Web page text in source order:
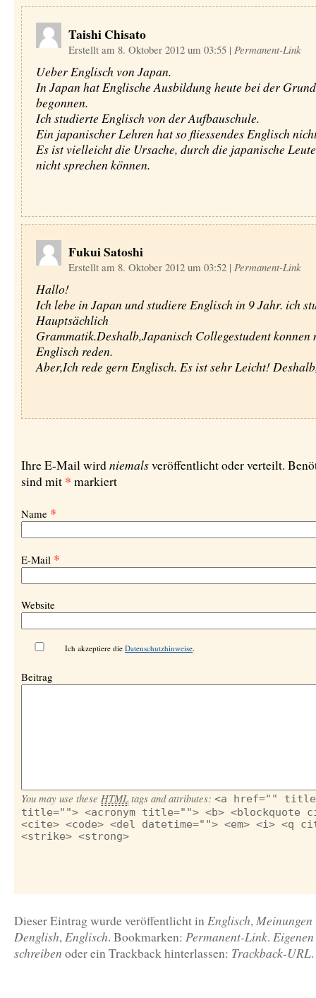
Taishi Chisato
Erstellt am 8. Oktober 2012 um 03:55 | Permanent-Link
Ueber Englisch von Japan.
In Japan hat Englische Ausbildung heute bei der
begonnen.
Ich studierte Englisch von der Aufbauschule.
Ein japanischer Lehren hat so fliessendes Englisch
Es ist vielleicht die Ursache, durch die japanische
nicht sprechen können.
Fukui Satoshi
Erstellt am 8. Oktober 2012 um 03:52 | Permanent-Link
Hallo!
Ich lebe in Japan und studiere Englisch in 9 Jahr. ich
Hauptsächlich
Grammatik.Deshalb,Japanisch Collegestudent konnen
Englisch reden.
Aber,Ich rede gern Englisch. Es ist sehr Leicht!
Ihre E-Mail wirdniemalsveröffentlicht oder verteilt.
sind mit * markiert
Name *
E-Mail *
Website
Ich akzeptiere die Datenschutzhinweise.
Beitrag
You may use these HTML tags and attributes: <a href=""
title=""> <acronym title=""> <b> <blockquote
<cite> <code> <del datetime=""> <em> <i> <q
<strike> <strong>
Dieser Eintrag wurde veröffentlicht inEnglisch,Meinungen
Denglish,Englisch. Bookmarken: Permanent-Link.
schreiben oder ein Trackback hinterlassen: Trackback-URL.